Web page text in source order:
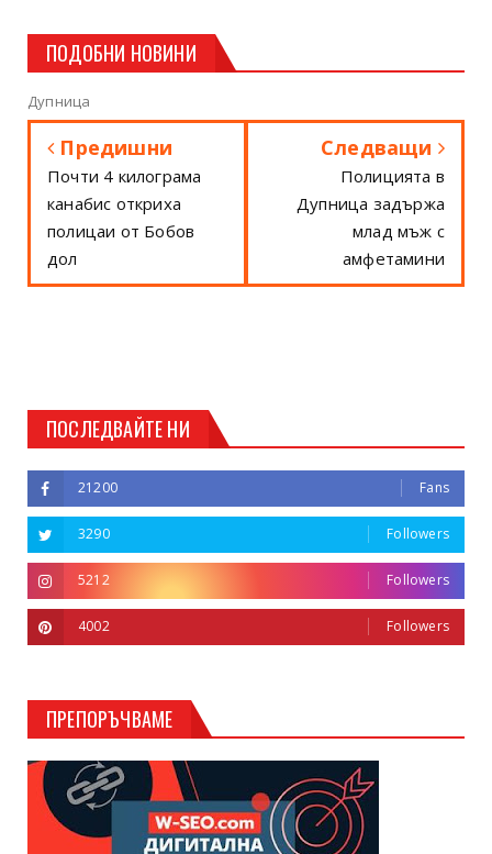
ПОДОБНИ НОВИНИ
Дупница
Предишни
Почти 4 килограма
канабис откриха
полицаи от Бобов
дол
Следващи
Полицията в
Дупница задържа
млад мъж с
амфетамини
ПОСЛЕДВАЙТЕ НИ
21200 Fans
3290 Followers
5212 Followers
4002 Followers
ПРЕПОРЪЧВАМЕ